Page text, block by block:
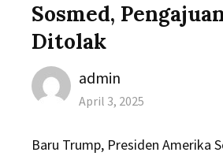
Sosmed,
Ditolak
Author
admin
Posted
April 3, 2025
Baru Trump, Presiden Amerika